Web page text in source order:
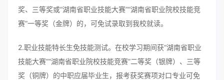
奖、三等奖或“湖南省职业技能大赛”“湖南省职业院校技能竞
赛”一等奖（金牌）的，可免试录取到我校就读。
2.职业技能特长生免技能测试。在校学习期间获“湖南省职业
技能大赛”“湖南省职业院校技能竞赛”二等奖（银牌）、三等
奖（铜牌）的中职应届毕业生，报考获奖赛项对口专业可免